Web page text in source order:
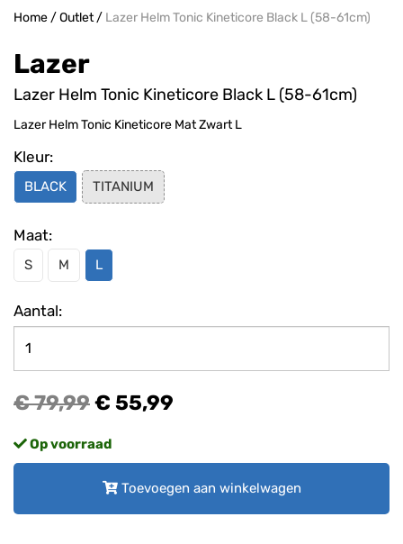
Home/Outlet/ Lazer Helm Tonic Kineticore Black L (58-61cm)
Lazer
Lazer Helm Tonic Kineticore Black L (58-61cm)
Lazer Helm Tonic Kineticore Mat Zwart L
Kleur:
BLACK TITANIUM
Maat:
S M L
Aantal:
€ 79,99€ 55,99
Op voorraad
Toevoegen aan winkelwagen